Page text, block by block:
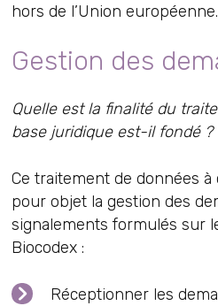
hors de l’Union européenne.
Gestion des
Quelle est la finalité du
base juridique est-il fondé ?
Ce traitement de données
pour objet la gestion des
signalements formulés sur
Biocodex :
Réceptionner les